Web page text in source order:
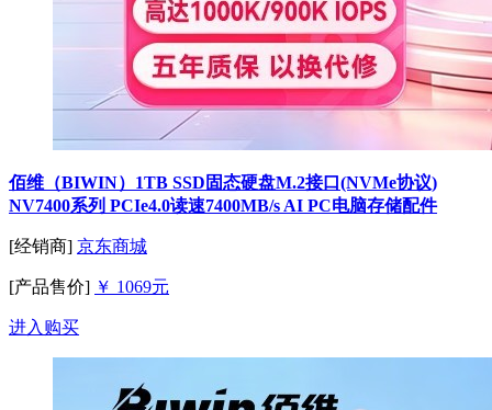
佰维（BIWIN）1TB SSD固态硬盘M.2接口(NVMe协议)
NV7400系列 PCIe4.0读速7400MB/s AI PC电脑存储配件
[经销商] 京东商城
[产品售价] ￥ 1069元
进入购买